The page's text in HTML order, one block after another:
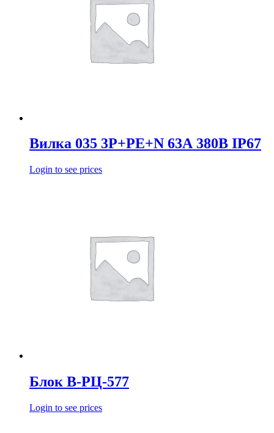
Вилка 035 3Р+РЕ+N 63А 380В IP67
Login to see prices
Блок В-РЦ-577
Login to see prices